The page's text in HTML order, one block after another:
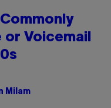
Voicemail
Milam